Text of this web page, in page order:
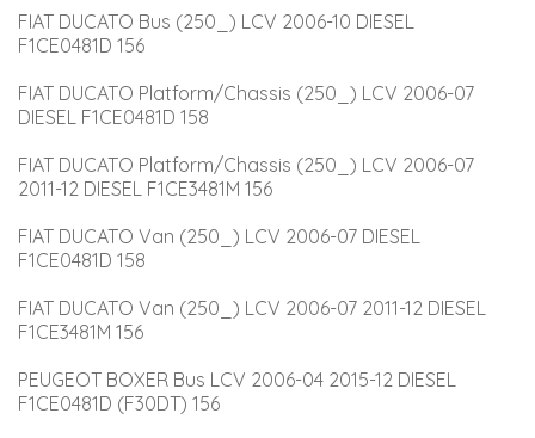
FIAT DUCATO Bus (250_) LCV 2006-10 DIESEL
F1CE0481D 156
FIAT DUCATO Platform/Chassis (250_) LCV 2006-07
DIESEL F1CE0481D 158
FIAT DUCATO Platform/Chassis (250_) LCV 2006-07
2011-12 DIESEL F1CE3481M 156
FIAT DUCATO Van (250_) LCV 2006-07 DIESEL
F1CE0481D 158
FIAT DUCATO Van (250_) LCV 2006-07 2011-12 DIESEL
F1CE3481M 156
PEUGEOT BOXER Bus LCV 2006-04 2015-12 DIESEL
F1CE0481D (F30DT) 156